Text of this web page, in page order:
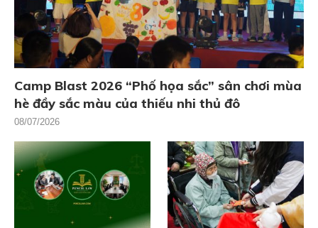
Camp Blast 2026 “Phố họa sắc” sân chơi mùa
hè đầy sắc màu của thiếu nhi thủ đô
08/07/2026